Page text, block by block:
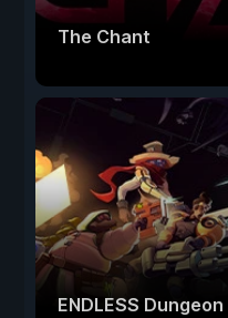
The Chant
ENDLESS Dungeon